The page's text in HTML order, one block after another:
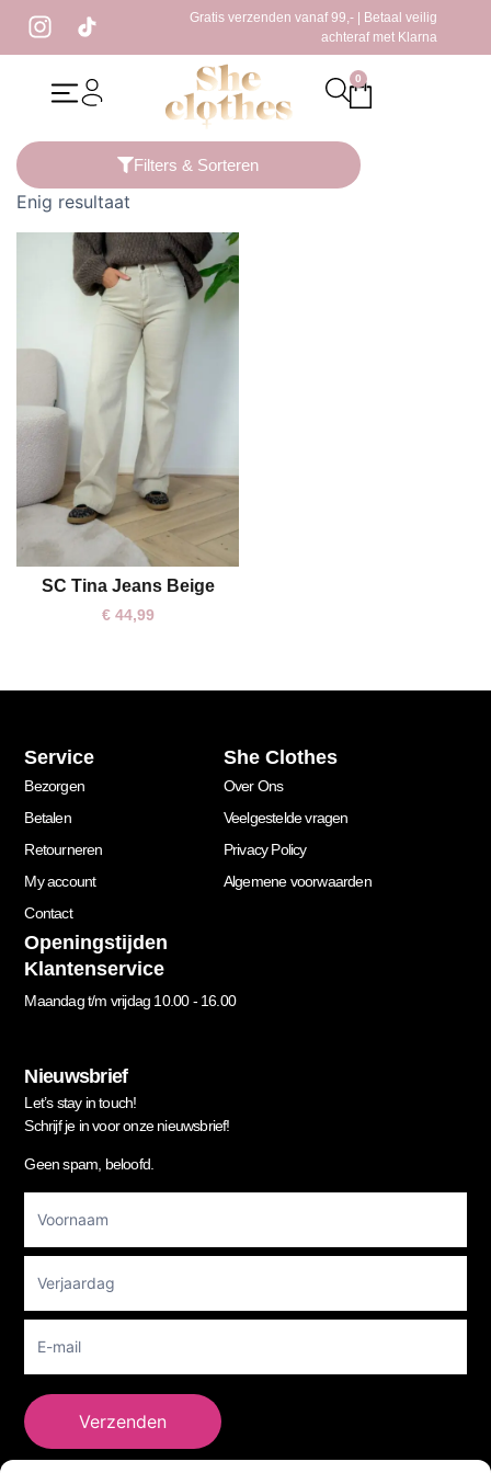
Gratis verzenden vanaf 99,- | Betaal veilig
achteraf met Klarna
0
/ Producten getagged “licht blauw”
Filters & Sorteren
Enig resultaat
S XL
SC Tina Jeans Beige
€44,99
Service
Bezorgen
Betalen
Retourneren
My account
Contact
She Clothes
Over Ons
Veelgestelde vragen
Privacy Policy
Algemene voorwaarden
Openingstijden
Klantenservice
Maandag t/m vrijdag 10.00 - 16.00
Nieuwsbrief
Let’s stay in touch!
Schrijf je in voor onze nieuwsbrief!
Geen spam, beloofd.
Newsletter
Verzenden